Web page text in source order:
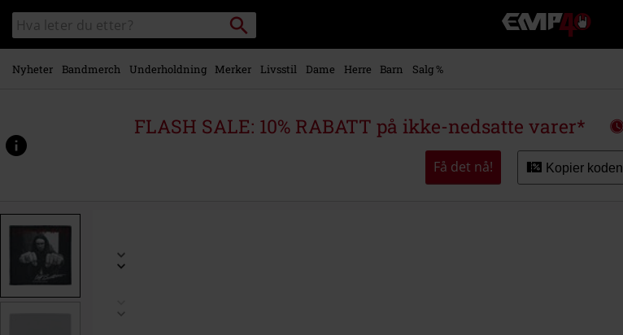
Skipp til
hovedinnhold
Søk
i
katalogen
Søk
EMP
-
Musikk,
merch
Alternativ
mote
Nyheter Bandmerch Underholdning Merker Livsstil Dame Herre Barn Salg %
FLASH SALE: 10% RABATT på ikke-nedsatte varer*
Få det nå! Kopier koden
www.emp-
p/cliff-
388737St.html